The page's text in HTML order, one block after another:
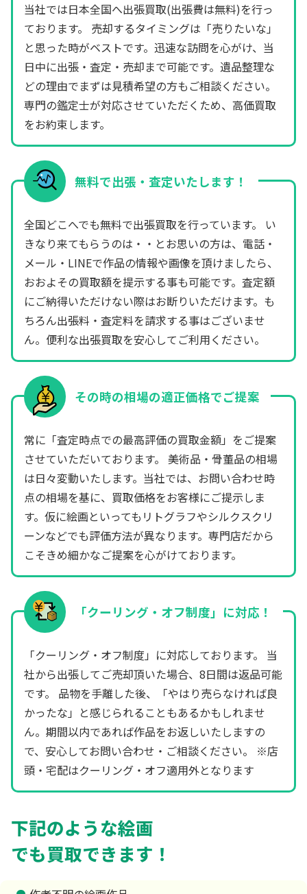
当社では日本全国へ出張買取(出張費は無料)を行っ
ております。 売却するタイミングは「売りたいな」
と思った時がベストです。迅速な訪問を心がけ、当
日中に出張・査定・売却まで可能です。遺品整理な
どの理由でまずは見積希望の方もご相談ください。
専門の鑑定士が対応させていただくため、高価買取
をお約束します。
無料で出張・査定いたします！
全国どこへでも無料で出張買取を行っています。 い
きなり来てもらうのは・・とお思いの方は、電話・
メール・LINEで作品の情報や画像を頂けましたら、
おおよその買取額を提示する事も可能です。査定額
にご納得いただけない際はお断りいただけます。も
ちろん出張料・査定料を請求する事はございませ
ん。便利な出張買取を安心してご利用ください。
その時の相場の適正価格でご提案
常に「査定時点での最高評価の買取金額」をご提案
させていただいております。 美術品・骨董品の相場
は日々変動いたします。当社では、お問い合わせ時
点の相場を基に、買取価格をお客様にご提示しま
す。仮に絵画といってもリトグラフやシルクスクリ
ーンなどでも評価方法が異なります。専門店だから
こそきめ細かなご提案を心がけております。
「クーリング・オフ制度」に対応！
「クーリング・オフ制度」に対応しております。 当
社から出張してご売却頂いた場合、8日間は返品可能
です。 品物を手離した後、「やはり売らなければ良
かったな」と感じられることもあるかもしれませ
ん。期間以内であれば作品をお返しいたしますの
で、安心してお問い合わせ・ご相談ください。 ※店
頭・宅配はクーリング・オフ適用外となります
下記のような絵画
でも買取できます！